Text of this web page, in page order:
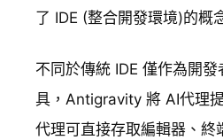
了 IDE (整合開發環境)的概
不同於傳統 IDE 僅作為開
具，Antigravity 將 AI代理
代理可直接存取編輯器、終